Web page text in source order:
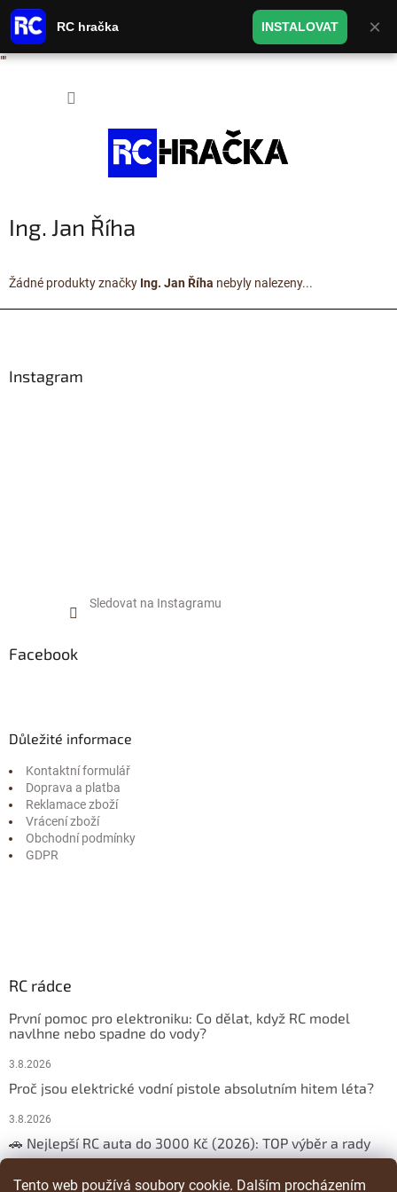
RC hračka INSTALOVAT ×
""
Tento web používá soubory cookie. Dalším procházením
Ing. Jan Říha
Žádné produkty značky Ing. Jan Říha nebyly nalezeny...
Instagram
Sledovat na Instagramu
Facebook
Důležité informace
Kontaktní formulář
Doprava a platba
Reklamace zboží
Vrácení zboží
Obchodní podmínky
GDPR
RC rádce
První pomoc pro elektroniku: Co dělat, když RC model
navlhne nebo spadne do vody?
3.8.2026
Proč jsou elektrické vodní pistole absolutním hitem léta?
3.8.2026
🚗 Nejlepší RC auta do 3000 Kč (2026): TOP výběr a rady